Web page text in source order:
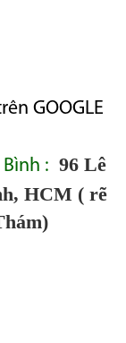
GOOGLE
: 96 Lê
HCM ( rẽ